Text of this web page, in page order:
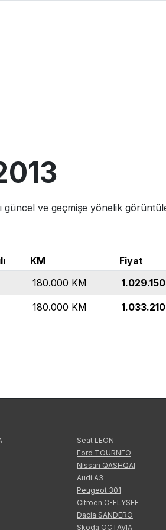
güncel ve geçmişe yönelik
KM Fiyat
180.000 KM 1.029.150
180.000 KM 1.033.210
Seat LEON
Ford TOURNEO
Nissan QASHQAI
Audi A3
Peugeot 301
Citroen C-ELYSEE
Dacia SANDERO
Skoda OCTAVIA